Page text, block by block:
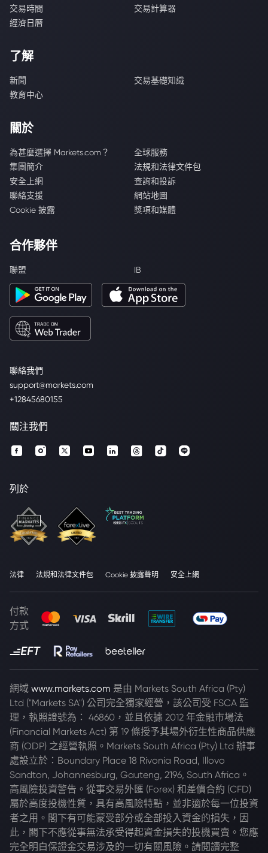
聯絡我們
support@markets.com
+12845680155
交易時間
交易計算器
經濟日曆
了解
新聞
交易基礎知識
教育中心
關於
為甚麼選擇 Markets.com？
全球服務
集團簡介
法規和法律文件包
安全上網
查詢和投訴
聯絡支援
網站地圖
Cookie 披露
獎項和媒體
合作夥伴
聯盟 IB
關注我們
列於
法律 法規和法律文件包 Cookie 披露聲明 安全上網
付款
方式
網域 www.markets.com 是由 Markets South Africa (Pty)
Ltd ("Markets SA") 公司完全獨家經營，該公司受 FSCA 監
理，執照證號為： 46860，並且依據 2012 年金融市場法
(Financial Markets Act) 第 19 條授予其場外衍生性商品供應
商 (ODP) 之經營執照。Markets South Africa (Pty) Ltd 辦事
處設立於：Boundary Place 18 Rivonia Road, Illovo
Sandton, Johannesburg, Gauteng, 2196, South Africa。
高風險投資警告。從事交易外匯 (Forex) 和差價合約 (CFD)
屬於高度投機性質，具有高風險特點，並非適於每一位投資
者之用。閣下有可能蒙受部分或全部投入資金的損失，因
此，閣下不應從事無法承受得起資金損失的投機買賣。您應
完全明白保證金交易涉及的一切有關風險。請閱讀完整